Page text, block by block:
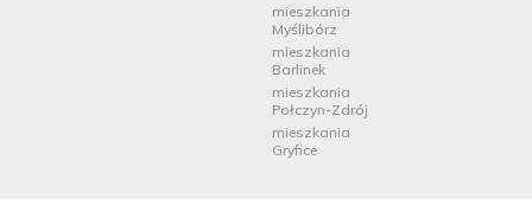
mieszkania
Myślibórz
mieszkania
Barlinek
mieszkania
Połczyn-Zdrój
mieszkania
Gryfice